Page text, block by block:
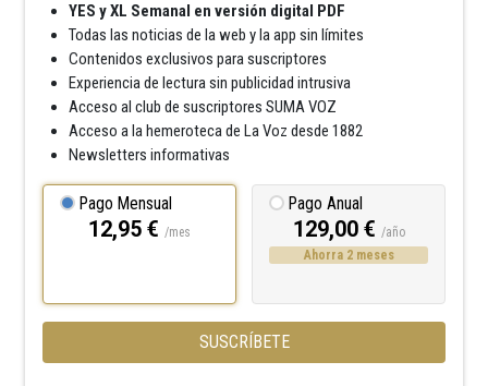
YES y XL Semanal en versión digital PDF
Todas las noticias de la web y la app sin límites
Contenidos exclusivos para suscriptores
Experiencia de lectura sin publicidad intrusiva
Acceso al club de suscriptores SUMA VOZ
Acceso a la hemeroteca de La Voz desde 1882
Newsletters informativas
Pago Mensual
12,95 € /mes
Pago Anual
129,00 € /año
Ahorra 2 meses
SUSCRÍBETE